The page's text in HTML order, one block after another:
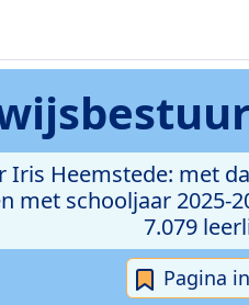
Heemstede: met
met schooljaar
7.079
Pagina